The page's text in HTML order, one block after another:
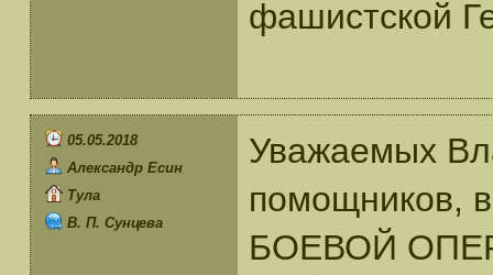
фашистской
05.05.2018
Александр Есин
Тула
В. П. Сунцева
Уважаемых
помощников,
БОЕВОЙ